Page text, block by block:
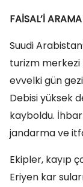
FAİSAL’İ
Suudi
turizm merkezi
evvelki gün
Debisi yüksek
kayboldu.
jandarma ve
Ekipler, kayıp
Eriyen kar